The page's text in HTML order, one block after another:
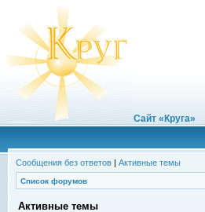
Сайт «Круга»
Сообщения без ответов | Активные темы
Список форумов
Активные темы